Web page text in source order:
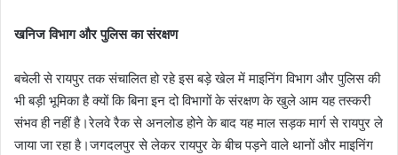
खनिज विभाग और पुलिस का संरक्षण
बचेली से रायपुर तक संचालित हो रहे इस बड़े खेल में माइनिंग विभाग और पुलिस की
भी बड़ी भूमिका है क्यों कि बिना इन दो विभागों के संरक्षण के खुले आम यह तस्करी
संभव ही नहीं है।रेलवे रैक से अनलोड होने के बाद यह माल सड़क मार्ग से रायपुर ले
जाया जा रहा है।जगदलपुर से लेकर रायपुर के बीच पड़ने वाले थानों और माइनिंग